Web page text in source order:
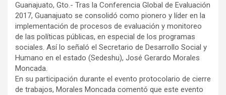
Guanajuato, Gto.- Tras la Conferencia Global de Evaluación
2017, Guanajuato se consolidó como pionero y líder en la
implementación de procesos de evaluación y monitoreo
de las políticas públicas, en especial de los programas
sociales. Así lo señaló el Secretario de Desarrollo Social y
Humano en el estado (Sedeshu), José Gerardo Morales
Moncada.
En su participación durante el evento protocolario de cierre
de trabajos, Morales Moncada comentó que este evento